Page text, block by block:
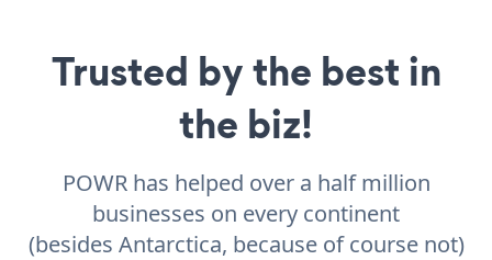
Trusted by the best in
the biz!
POWR has helped over a half million
businesses on every continent
(besides Antarctica, because of course not)